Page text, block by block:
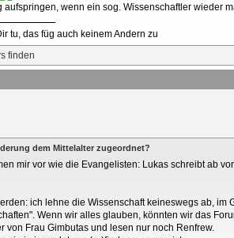
aufspringen, wenn ein sog. Wissenschaftler wieder
tu, das füg auch keinem Andern zu
dem Mittelalter zugeordnet?
mir vor wie die Evangelisten: Lukas schreibt ab
ich lehne die Wissenschaft keineswegs ab,
Wenn wir alles glauben, könnten wir das
von Frau Gimbutas und lesen nur noch Renfrew.